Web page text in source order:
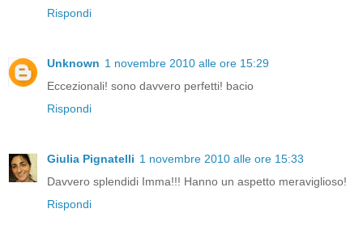
Rispondi
Unknown 1 novembre 2010 alle ore 15:29
Eccezionali! sono davvero perfetti! bacio
Rispondi
Giulia Pignatelli 1 novembre 2010 alle ore 15:33
Davvero splendidi Imma!!! Hanno un aspetto meraviglioso!
Rispondi